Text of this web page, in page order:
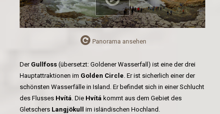
Panorama ansehen
Der Gullfoss (übersetzt: Goldener Wasserfall) ist eine der drei
Hauptattraktionen im Golden Circle . Er ist sicherlich einer der
schönsten Wasserfälle in Island. Er befindet sich in einer Schlucht
des Flusses Hvítá . Die Hvítá kommt aus dem Gebiet des
Gletschers Langjökull im isländischen Hochland.